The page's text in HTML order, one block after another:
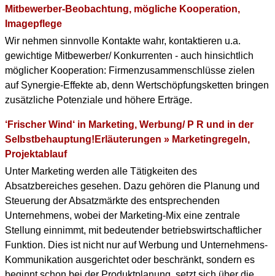
Mitbewerber-Beobachtung, mögliche Kooperation,
Imagepflege
Wir nehmen sinnvolle Kontakte wahr, kontaktieren u.a.
gewichtige Mitbewerber/ Konkurrenten - auch hinsichtlich
möglicher Kooperation: Firmenzusammenschlüsse zielen
auf Synergie-Effekte ab, denn Wertschöpfungsketten bringen
zusätzliche Potenziale und höhere Erträge.
‘Frischer Wind‘ in Marketing, Werbung/ P R und in der
Selbstbehauptung!Erläuterungen » Marketingregeln,
Projektablauf
Unter Marketing werden alle Tätigkeiten des
Absatzbereiches gesehen. Dazu gehören die Planung und
Steuerung der Absatzmärkte des entsprechenden
Unternehmens, wobei der Marketing-Mix eine zentrale
Stellung einnimmt, mit bedeutender betriebswirtschaftlicher
Funktion. Dies ist nicht nur auf Werbung und Unternehmens-
Kommunikation ausgerichtet oder beschränkt, sondern es